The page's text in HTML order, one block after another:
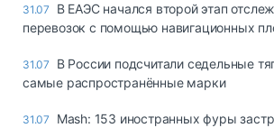
31.07
В ЕАЭС начался второй этап
перевозок с помощью навигационных
31.07
В России подсчитали седельные
самые распространённые марки
31.07
Mash: 153 иностранных фуры